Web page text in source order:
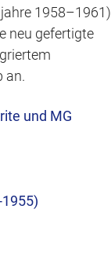
1958–1961)
neu gefertigte
an.
und MG
1955)